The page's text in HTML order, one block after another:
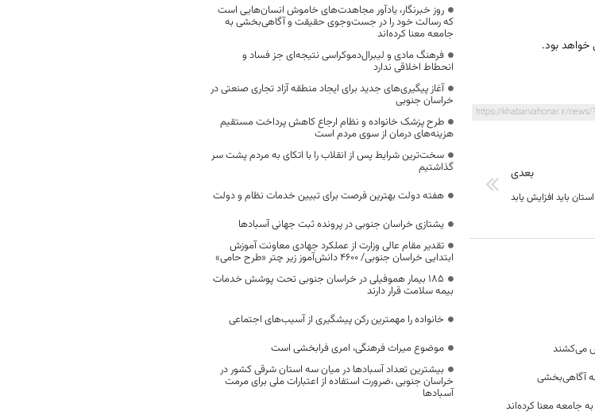
خواهد بود.
https://khabarvahonar.ir/news/
بعدی
باید افزایش یابد
می‌کشند
آگاهی‌بخشی
معنا کرده‌اند
روز خبرنگار، یادآور مجاهدت‌های خاموش انسان‌هایی است
که رسالت خود را در جست‌وجوی حقیقت و آگاهی‌بخشی به
جامعه معنا کرده‌اند
فرهنگ مادی و لیبرال‌دموکراسی نتیجه‌ای جز فساد و
انحطاط اخلاقی ندارد
آغاز پیگیری‌های جدید برای ایجاد منطقه آزاد تجاری صنعتی در
خراسان جنوبی
طرح پزشک خانواده و نظام ارجاع کاهش پرداخت مستقیم
هزینه‌های درمان از سوی مردم است
سخت‌ترین شرایط پس از انقلاب را با اتکای به مردم پشت سر
گذاشتیم
هفته دولت بهترین فرصت برای تبیین خدمات نظام و دولت
یشتازی خراسان جنوبی در پرونده ثبت جهانی آسبادها
تقدیر مقام عالی وزارت از عملکرد جهادی معاونت آموزش
ابتدایی خراسان جنوبی/ ۴۶۰۰ دانش‌آموز زیر چتر «طرح حامی»
۱۸۵ بیمار هموفیلی در خراسان جنوبی تحت پوشش خدمات
بیمه سلامت قرار دارند
خانواده را مهمترین رکن پیشگیری از آسیب‌های اجتماعی
موضوع میراث فرهنگی، امری فرابخشی است
بیشترین تعداد آسبادها در میان سه استان شرقی کشور در
خراسان جنوبی ،ضرورت استفاده از اعتبارات ملی برای مرمت
آسبادها